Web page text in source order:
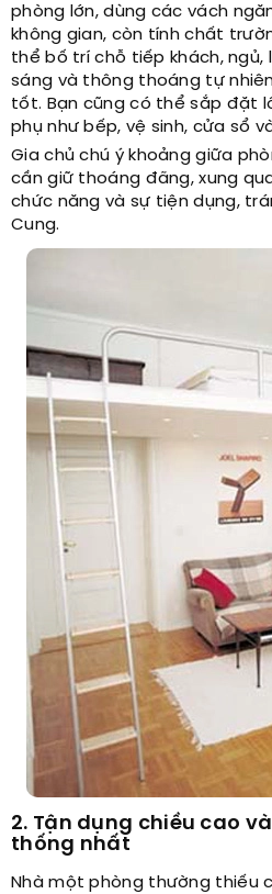
phòng lớn, dùng các vách
không gian, còn tính chất
thể bố trí chỗ tiếp khách, ngủ,
sáng và thông thoáng tự
tốt. Bạn cũng có thể sắp đặt
phụ như bếp, vệ sinh, cửa sổ
Gia chủ chú ý khoảng giữa
cần giữ thoáng đãng, xung
chức năng và sự tiện dụng,
Cung.
2. Tận dụng chiều cao
thống nhất
Nhà một phòng thường thiếu